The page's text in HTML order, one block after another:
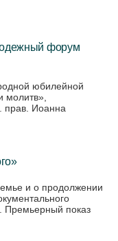
форум
юбилейной
молитв»,
прав. Иоанна
и о продолжении
Премьерный показ